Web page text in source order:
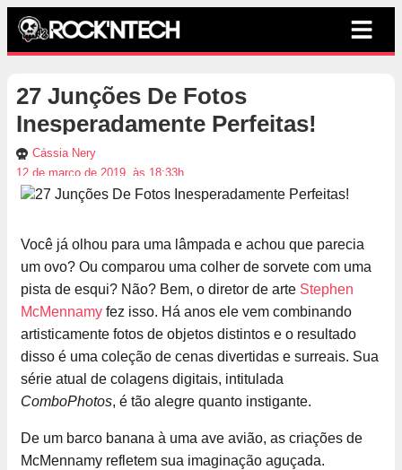
27 Junções De Fotos
Inesperadamente Perfeitas!
Cássia Nery
12 de março de 2019, às 18:33h
Você já olhou para uma lâmpada e achou que parecia
um ovo? Ou comparou uma colher de sorvete com uma
pista de esqui? Não? Bem, o diretor de arte Stephen
McMennamy fez isso. Há anos ele vem combinando
artisticamente fotos de objetos distintos e o resultado
disso é uma coleção de cenas divertidas e surreais. Sua
série atual de colagens digitais, intitulada
ComboPhotos, é tão alegre quanto instigante.
De um barco banana à uma ave avião, as criações de
McMennamy refletem sua imaginação aguçada.